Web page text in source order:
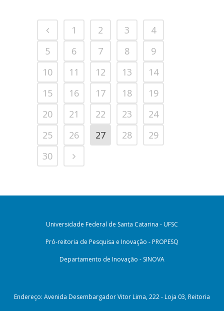
1 2 3
4
5
6 7 8
9
10
11 12 13
14
15
16 17 18
19
20
21 22 23
24
25
26 27 28
29
30
Universidade Federal de Santa Catarina - UFSC
Pró-reitoria de Pesquisa e Inovação - PROPESQ
Departamento de Inovação - SINOVA
Endereço: Avenida Desembargador Vitor Lima, 222 - Loja 03, Reitoria